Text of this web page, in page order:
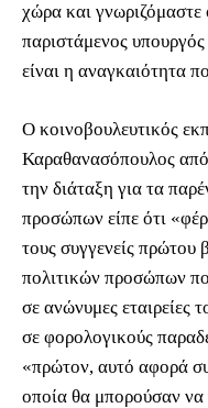
χώρα και γνωριζόμαστε
παριστάμενος
είναι η αναγκαιότητα
Ο κοινοβουλευτικός
Καραθανασόπουλος από
την διάταξη για τα
προσώπων είπε ότι
τους συγγενείς πρώτου
πολιτικών προσώπων
σε ανώνυμες εταιρείες
σε φορολογικούς
«πρώτον, αυτό αφορά
οποία θα μπορούσαν